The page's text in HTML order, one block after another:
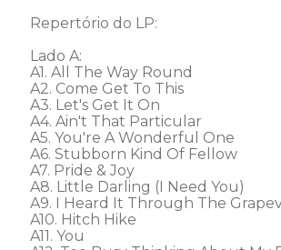
Repertório do LP:
Lado A:
A1. All The Way Round
A2. Come Get To This
A3. Let's Get It On
A4. Ain't That Particular
A5. You're A Wonderful One
A6. Stubborn Kind Of Fellow
A7. Pride & Joy
A8. Little Darling (I Need You)
A9. I Heard It Through The
A10. Hitch Hike
A11. You